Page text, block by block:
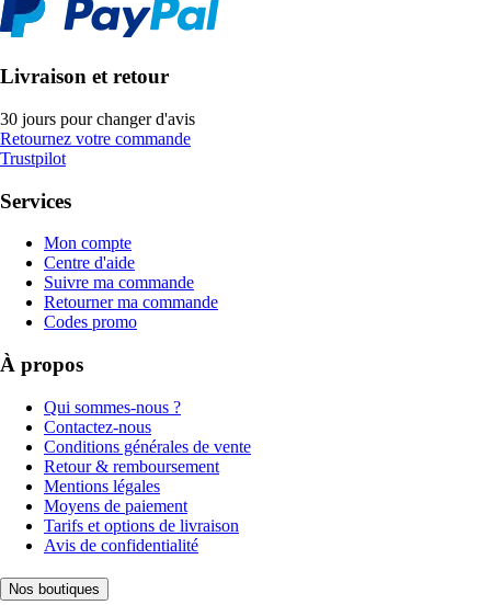
Livraison et retour
30 jours pour changer d'avis
Retournez votre commande
Trustpilot
Services
Mon compte
Centre d'aide
Suivre ma commande
Retourner ma commande
Codes promo
À propos
Qui sommes-nous ?
Contactez-nous
Conditions générales de vente
Retour & remboursement
Mentions légales
Moyens de paiement
Tarifs et options de livraison
Avis de confidentialité
Nos boutiques